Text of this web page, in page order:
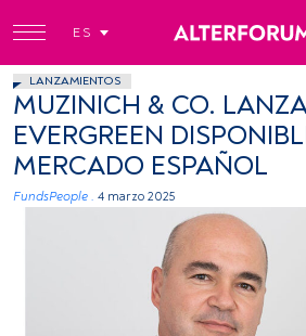
ES
LANZAMIENTOS
MUZINICH & CO.
EVERGREEN
MERCADO ESPAÑOL
FundsPeople . 4 marzo 2025